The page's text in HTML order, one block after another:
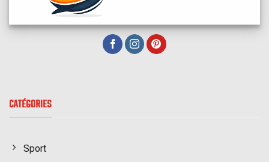
CATÉGORIES
Sport